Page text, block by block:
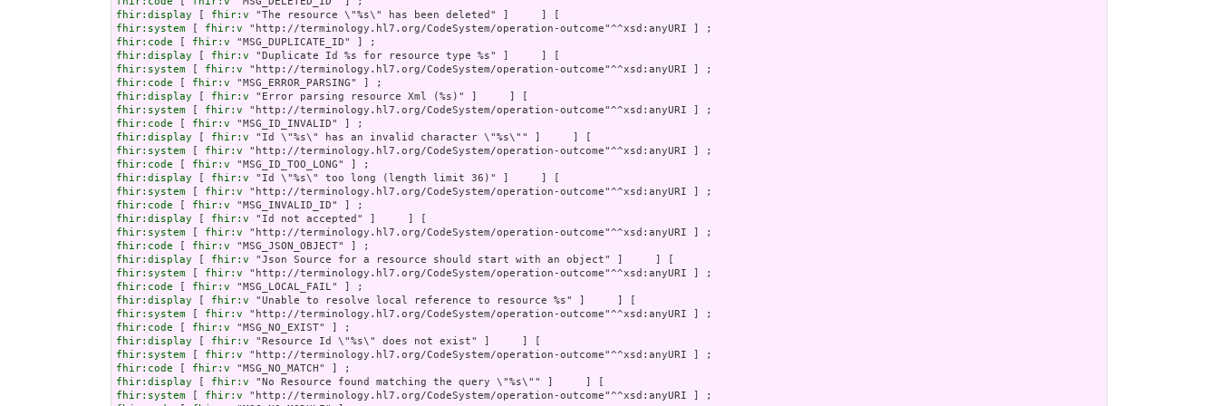
fhir:display [ fhir:v
fhir:system [ fhir:v
fhir:code [ fhir:v
fhir:display [ fhir:v
fhir:system [ fhir:v
fhir:code [ fhir:v
fhir:display [ fhir:v
fhir:system [ fhir:v
fhir:code [ fhir:v
fhir:display [ fhir:v
fhir:system [ fhir:v
fhir:code [ fhir:v
fhir:display [ fhir:v
fhir:system [ fhir:v
fhir:code [ fhir:v
fhir:display [ fhir:v
fhir:system [ fhir:v
fhir:code [ fhir:v
fhir:display [ fhir:v
fhir:system [ fhir:v
fhir:code [ fhir:v
fhir:display [ fhir:v
fhir:system [ fhir:v
fhir:code [ fhir:v
fhir:display [ fhir:v
fhir:system [ fhir:v
fhir:code [ fhir:v
fhir:display [ fhir:v
fhir:system [ fhir:v